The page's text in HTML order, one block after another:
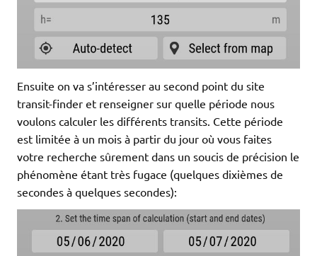
Ensuite on va s’intéresser au second point du site
transit-finder et renseigner sur quelle période nous
voulons calculer les différents transits. Cette période
est limitée à un mois à partir du jour où vous faites
votre recherche sûrement dans un soucis de précision le
phénomène étant très fugace (quelques dixièmes de
secondes à quelques secondes):